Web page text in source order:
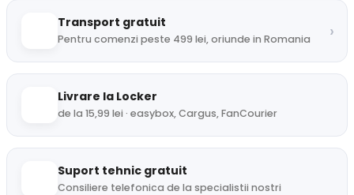
Transport gratuit
Pentru comenzi peste 499 lei, oriunde in Romania ›
Livrare la Locker
de la 15,99 lei · easybox, Cargus, FanCourier
Suport tehnic gratuit
Consiliere telefonica de la specialistii nostri